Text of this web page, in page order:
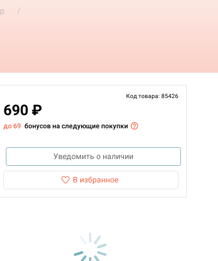
Код товара: 85426
690 ₽
до 69 бонусов на следующие покупки
Уведомить о наличии
В избранное